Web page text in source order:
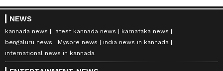
NEWS
kannada news latest kannada news
karnataka news
bengaluru news
Mysore news
india news in kannada
international news in kannada